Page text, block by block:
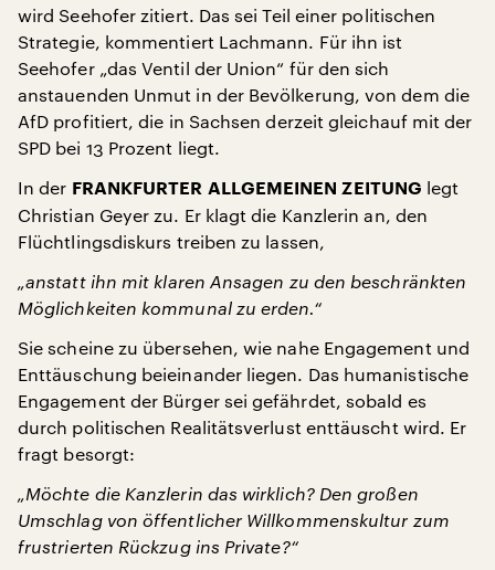
wird Seehofer zitiert. Das sei Teil einer politischen
Strategie, kommentiert Lachmann. Für ihn ist
Seehofer „das Ventil der Union“ für den sich
anstauenden Unmut in der Bevölkerung, von dem die
AfD profitiert, die in Sachsen derzeit gleichauf mit der
SPD bei 13 Prozent liegt.
In der FRANKFURTER ALLGEMEINEN ZEITUNG legt
Christian Geyer zu. Er klagt die Kanzlerin an, den
Flüchtlingsdiskurs treiben zu lassen,
„anstatt ihn mit klaren Ansagen zu den beschränkten
Möglichkeiten kommunal zu erden.“
Sie scheine zu übersehen, wie nahe Engagement und
Enttäuschung beieinander liegen. Das humanistische
Engagement der Bürger sei gefährdet, sobald es
durch politischen Realitätsverlust enttäuscht wird. Er
fragt besorgt:
„Möchte die Kanzlerin das wirklich? Den großen
Umschlag von öffentlicher Willkommenskultur zum
frustrierten Rückzug ins Private?“